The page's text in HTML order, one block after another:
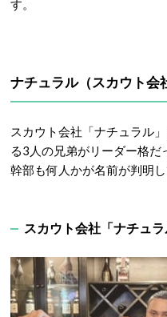
す。
ナチュラル（スカウト会
スカウト会社「ナチュラル
る3人の兄弟がリーダー格
幹部も何人かが名前が判明し
スカウト会社「ナチュ